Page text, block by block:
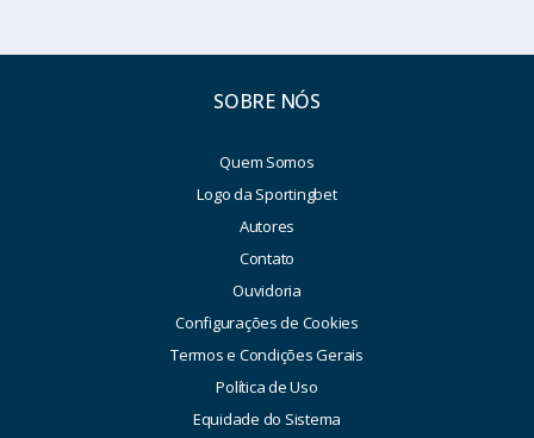
SOBRE NÓS
Quem Somos
Logo da Sportingbet
Autores
Contato
Ouvidoria
Configurações de Cookies
Termos e Condições Gerais
Política de Uso
Equidade do Sistema